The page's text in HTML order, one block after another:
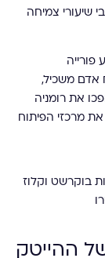
שיעורי צמיחה
פורייה
אדם משכיל,
את רומניה
מרכזי הפיתוח
ההייטק